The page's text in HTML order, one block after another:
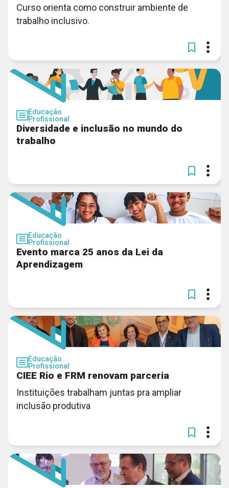
Curso orienta como construir ambiente de
trabalho inclusivo.
Educação
Profissional
Diversidade e inclusão no mundo do
trabalho
Educação
Profissional
Evento marca 25 anos da Lei da
Aprendizagem
Educação
Profissional
CIEE Rio e FRM renovam parceria
Instituições trabalham juntas pra ampliar
inclusão produtiva